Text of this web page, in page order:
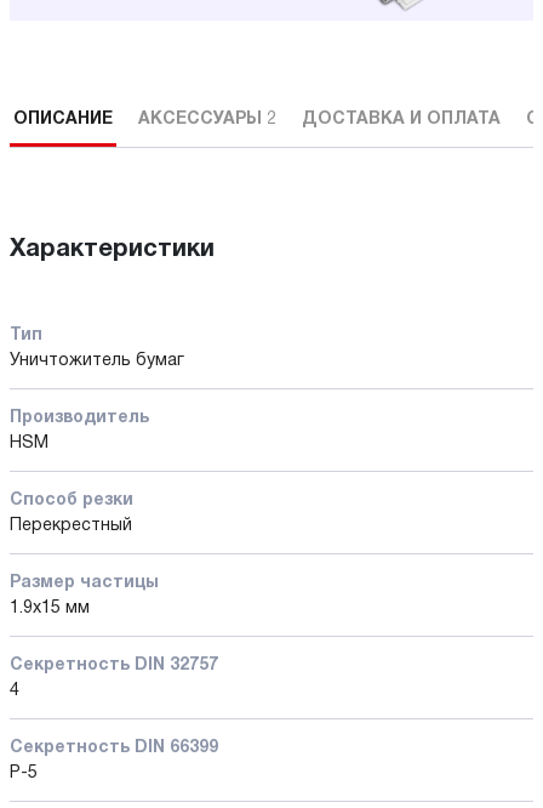
ОПИСАНИЕ АКСЕССУАРЫ 2 ДОСТАВКА И ОПЛАТА
Характеристики
Тип
Уничтожитель бумаг
Производитель
HSM
Способ резки
Перекрестный
Размер частицы
1.9х15 мм
Секретность DIN 32757
4
Секретность DIN 66399
P-5